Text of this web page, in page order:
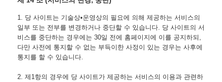
1. 당 사이트는 기술상•운영상의 필요에 의해 제공하는 서비스의
일부 또는 전부를 변경하거나 중단할 수 있습니다. 당 사이트의 서
비스를 중단하는 경우에는 30일 전에 홈페이지에 이를 공지하되,
다만 사전에 통지할 수 없는 부득이한 사정이 있는 경우는 사후에
통지를 할 수 있습니다.
2. 제1항의 경우에 당 사이트가 제공하는 서비스의 이용과 관련하